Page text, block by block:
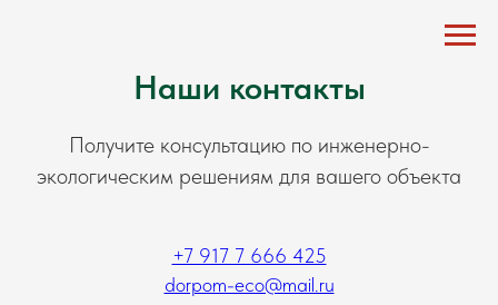
Наши контакты
Получите консультацию по инженерно-
экологическим решениям для вашего объекта
+7 917 7 666 425
dorpom-eco@mail.ru